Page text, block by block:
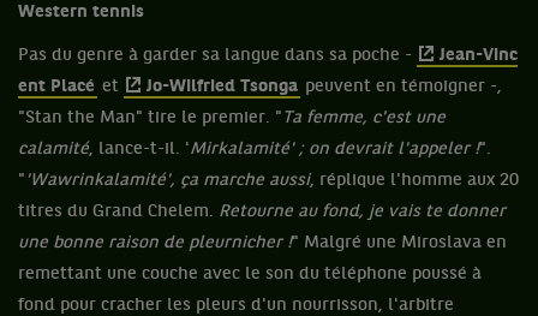
Western tennis
Pas du genre à garder sa langue dans sa poche -
Jean-Vinc
ent Placé et Jo-Wilfried Tsonga peuvent en témoigner -,
"Stan the Man" tire le premier. " Ta femme, c'est une
calamité, lance-t-il. 'Mirkalamité' ; on devrait l'appeler !".
" 'Wawrinkalamité', ça marche aussi, réplique l'homme aux 20
titres du Grand Chelem. Retourne au fond, je vais te donner
une bonne raison de pleurnicher !" Malgré une Miroslava en
remettant une couche avec le son du téléphone poussé à
fond pour cracher les pleurs d'un nourrisson, l'arbitre